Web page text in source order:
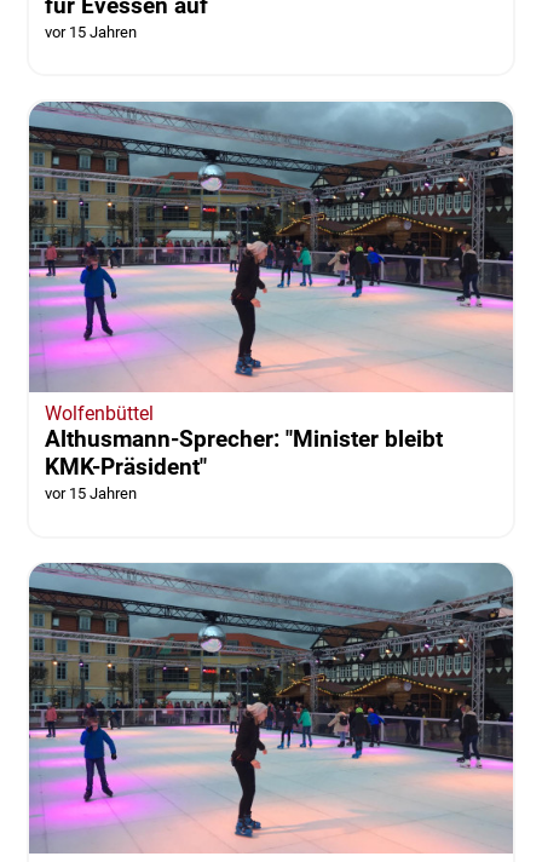
vor 15 Jahren
Wolfenbüttel
Althusmann-Sprecher: "Minister bleibt
KMK-Präsident"
vor 15 Jahren